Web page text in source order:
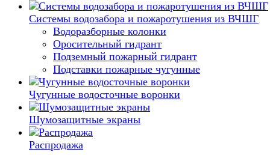
Системы водозабора и пожаротушения из ВЧШГ
Водоразборные колонки
Оросительный гидрант
Подземный пожарный гидрант
Подставки пожарные чугунные
Чугунные водосточные воронки
Шумозащитные экраны
Распродажа